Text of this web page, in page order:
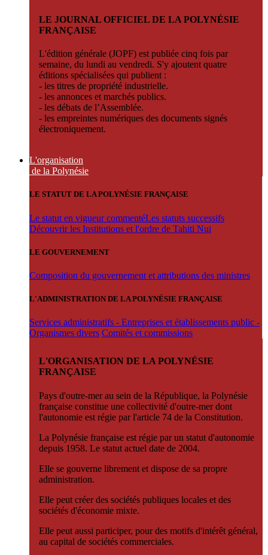
LE JOURNAL OFFICIEL DE LA POLYNÉSIE
FRANÇAISE
L'édition générale (JOPF) est publiée cinq fois par
semaine, du lundi au vendredi. S'y ajoutent quatre
éditions spécialisées qui publient :
- les titres de propriété industrielle.
- les annonces et marchés publics.
- les débats de l’Assemblée.
- les empreintes numériques des documents signés
électroniquement.
L'organisation
de la Polynésie
LE STATUT DE LA POLYNÉSIE FRANÇAISE
Le statut en vigueur commentéLes statuts successifs
Découvrir les Institutions et l'ordre de Tahiti Nui
LE GOUVERNEMENT
Composition du gouvernement et attributions des ministres
L'ADMINISTRATION DE LA POLYNÉSIE FRANÇAISE
Services administratifs - Entreprises et établissements public -
Organismes divers Comités et commissions
L'ORGANISATION DE LA POLYNÉSIE
FRANÇAISE
Pays d'outre-mer au sein de la République, la Polynésie
française constitue une collectivité d'outre-mer dont
l'autonomie est régie par l'article 74 de la Constitution.
La Polynésie française est régie par un statut d'autonomie
depuis 1958. Le statut actuel date de 2004.
Elle se gouverne librement et dispose de sa propre
administration.
Elle peut créer des sociétés publiques locales et des
sociétés d'économie mixte.
Elle peut aussi participer, pour des motifs d'intérêt général,
au capital de sociétés commerciales.